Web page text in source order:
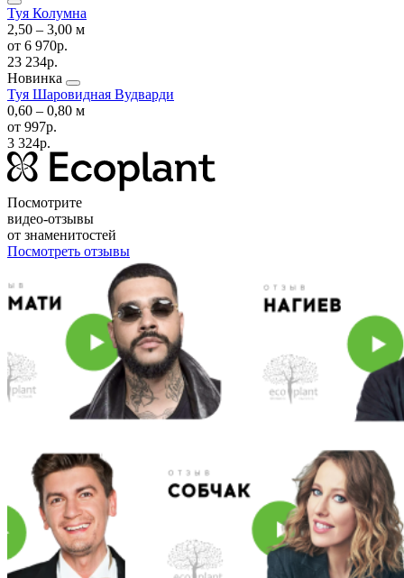
Туя Колумна
2,50 ‒ 3,00 м
от 6 970р.
23 234р.
Новинка
Туя Шаровидная Вудварди
0,60 ‒ 0,80 м
от 997р.
3 324р.
Посмотрите
видео-отзывы
от знаменитостей
Посмотреть отзывы